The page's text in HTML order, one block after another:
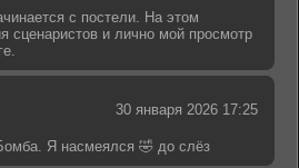
с постели. На этом
сценаристов и лично мой просмотр
30 января 2026 17:25
Я насмеялся 🤣 до слёз